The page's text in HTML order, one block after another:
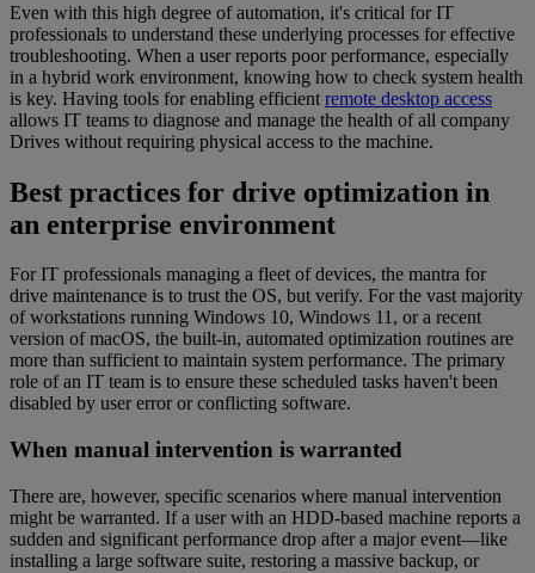
Even with this high degree of automation, it's critical for IT
professionals to understand these underlying processes for effective
troubleshooting. When a user reports poor performance, especially
in a hybrid work environment, knowing how to check system health
is key. Having tools for enabling efficient remote desktop access
allows IT teams to diagnose and manage the health of all company
Drives without requiring physical access to the machine.
Best practices for drive optimization in
an enterprise environment
For IT professionals managing a fleet of devices, the mantra for
drive maintenance is to trust the OS, but verify. For the vast majority
of workstations running Windows 10, Windows 11, or a recent
version of macOS, the built-in, automated optimization routines are
more than sufficient to maintain system performance. The primary
role of an IT team is to ensure these scheduled tasks haven't been
disabled by user error or conflicting software.
When manual intervention is warranted
There are, however, specific scenarios where manual intervention
might be warranted. If a user with an HDD-based machine reports a
sudden and significant performance drop after a major event—like
installing a large software suite, restoring a massive backup, or